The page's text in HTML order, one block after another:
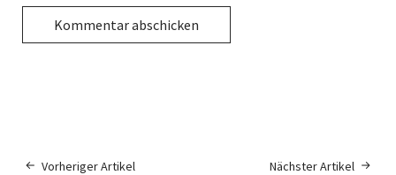
Vorheriger Artikel Nächster Artikel